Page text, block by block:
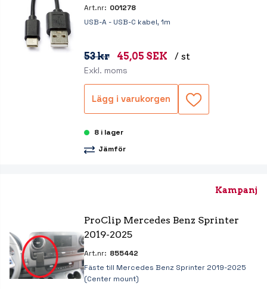
Art.nr: 001278
USB-A - USB-C kabel, 1m
53 kr 45,05 SEK / st
Exkl. moms
Lägg i varukorgen
8 i lager
Jämför
Kampanj
ProClip Mercedes Benz Sprinter
2019-2025
Art.nr: 855442
Fäste till Mercedes Benz Sprinter 2019-2025
(Center mount)